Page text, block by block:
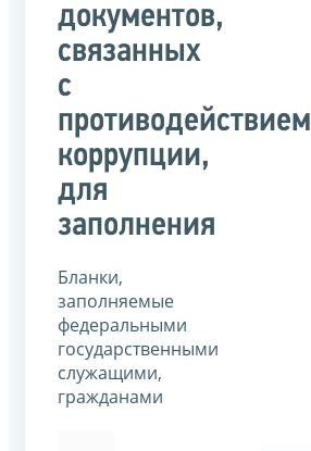
документов,
связанных
с
противодействием
коррупции,
для
заполнения
Бланки,
заполняемые
федеральными
государственными
служащими,
гражданами